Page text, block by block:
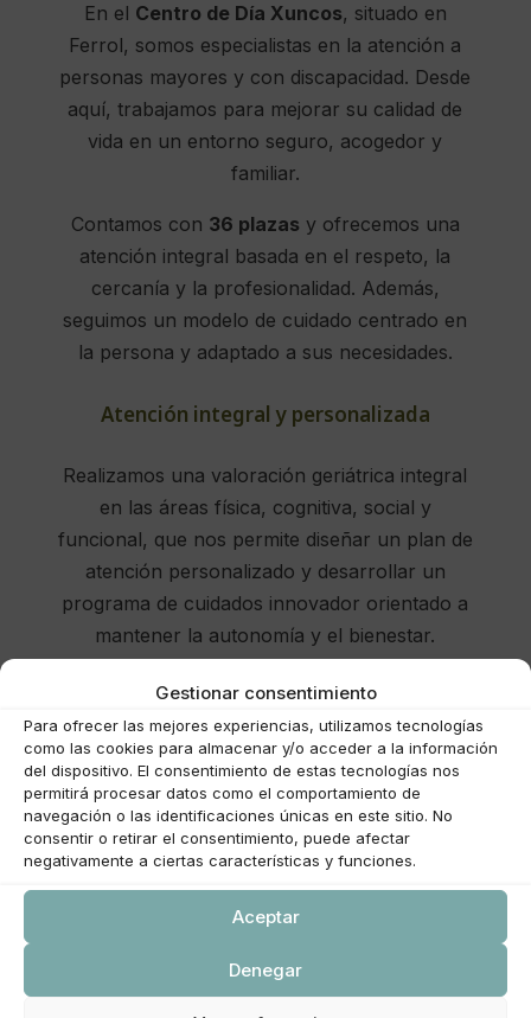
Gestionar consentimiento
Para ofrecer las mejores experiencias, utilizamos tecnologías
como las cookies para almacenar y/o acceder a la información
del dispositivo. El consentimiento de estas tecnologías nos
permitirá procesar datos como el comportamiento de
navegación o las identificaciones únicas en este sitio. No
consentir o retirar el consentimiento, puede afectar
negativamente a ciertas características y funciones.
Aceptar
Denegar
En el Centro de Día Xuncos, situado en
Ferrol, somos especialistas en la atención a
personas mayores y con discapacidad. Desde
aquí, trabajamos para mejorar su calidad de
vida en un entorno seguro, acogedor y
familiar.
Contamos con 36 plazas y ofrecemos una
atención integral basada en el respeto, la
cercanía y la profesionalidad. Además,
seguimos un modelo de cuidado centrado en
la persona y adaptado a sus necesidades.
Atención integral y personalizada
Realizamos una valoración geriátrica integral
en las áreas física, cognitiva, social y
funcional, que nos permite diseñar un plan de
atención personalizado y desarrollar un
programa de cuidados innovador orientado a
mantener la autonomía y el bienestar.
Un equipo humano y
comprometido